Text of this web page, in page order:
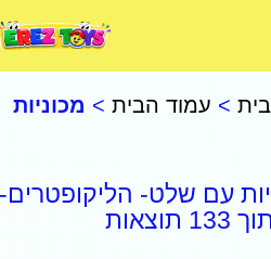
> עמוד הבית > מכוניות
עם שלט-